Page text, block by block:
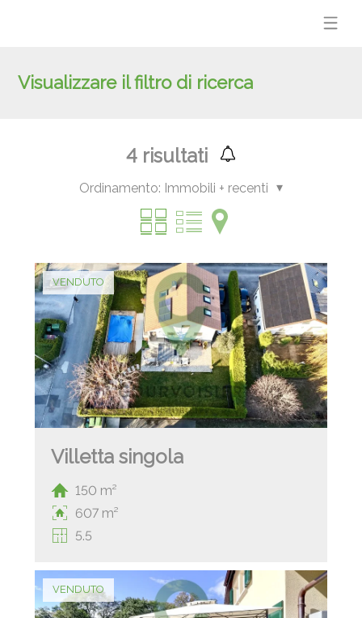
Visualizzare il filtro di ricerca
4risultati
Ordinamento: Immobili + recenti
VENDUTO
Villetta singola
150 m²
607 m²
5.5
VENDUTO